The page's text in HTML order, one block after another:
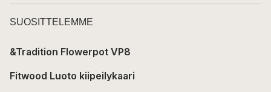
SUOSITTELEMME
&Tradition Flowerpot VP8
Fitwood Luoto kiipeilykaari